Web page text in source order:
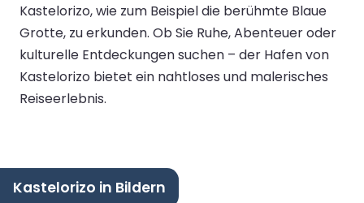
Kastelorizo, wie zum Beispiel die berühmte Blaue
Grotte, zu erkunden. Ob Sie Ruhe, Abenteuer oder
kulturelle Entdeckungen suchen – der Hafen von
Kastelorizo bietet ein nahtloses und malerisches
Reiseerlebnis.
Kastelorizo in Bildern